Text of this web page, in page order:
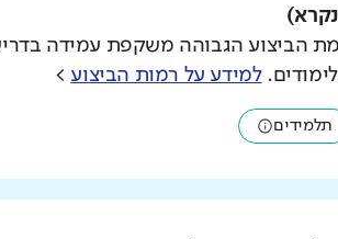
הביצוע הגבוהה משקפת עמידה
למידע על רמות הביצוע >
תלמידים